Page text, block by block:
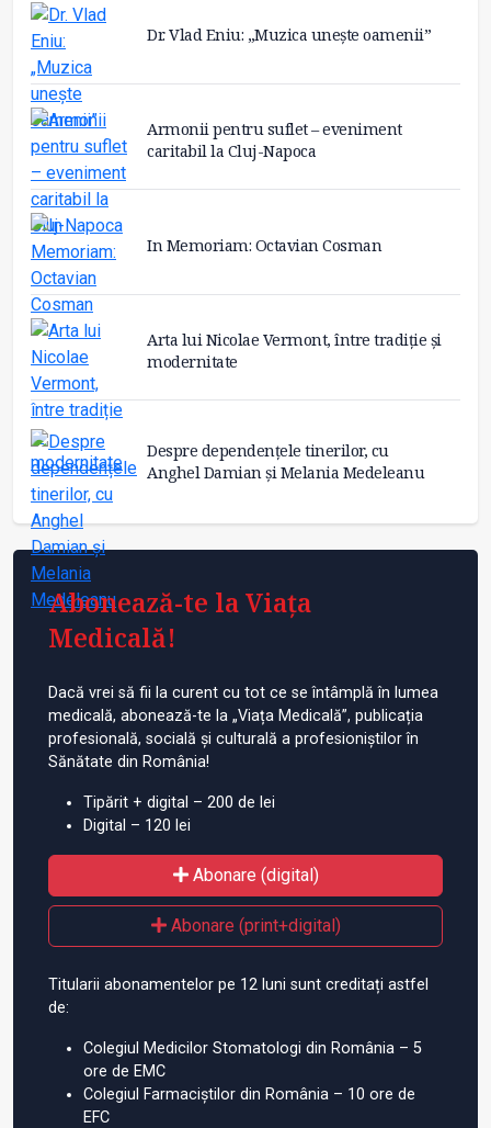
Dr. Vlad Eniu: „Muzica unește oamenii”
Armonii pentru suflet – eveniment
caritabil la Cluj-Napoca
In Memoriam: Octavian Cosman
Arta lui Nicolae Vermont, între tradiție și
modernitate
Despre dependențele tinerilor, cu
Anghel Damian și Melania Medeleanu
Abonează-te la Viața
Medicală!
Dacă vrei să fii la curent cu tot ce se întâmplă în lumea
medicală, abonează-te la „Viața Medicală”, publicația
profesională, socială și culturală a profesioniștilor în
Sănătate din România!
Tipărit + digital – 200 de lei
Digital – 120 lei
Abonare (digital)
Abonare (print+digital)
Titularii abonamentelor pe 12 luni sunt creditați astfel
de:
Colegiul Medicilor Stomatologi din România – 5
ore de EMC
Colegiul Farmaciștilor din România – 10 ore de
EFC